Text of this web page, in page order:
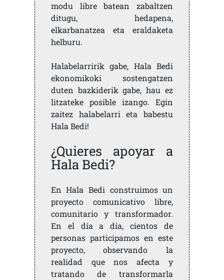
modu libre batean zabaltzen
ditugu, hedapena,
elkarbanatzea eta eraldaketa
helburu.
Halabelarririk gabe, Hala Bedi
ekonomikoki sostengatzen
duten bazkiderik gabe, hau ez
litzateke posible izango. Egin
zaitez halabelarri eta babestu
Hala Bedi!
¿Quieres apoyar a
Hala Bedi?
En Hala Bedi construimos un
proyecto comunicativo libre,
comunitario y transformador.
En el día a día, cientos de
personas participamos en este
proyecto, observando la
realidad que nos afecta y
tratando de transformarla